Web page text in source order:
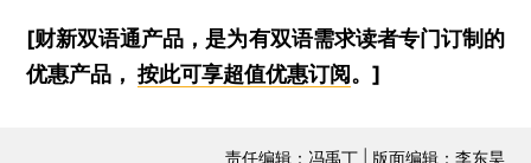
[财新双语通产品，是为有双语需求读者专门订制的
优惠产品，按此可享超值优惠订阅 。]
责任编辑：冯禹丁 | 版面编辑：李东昊